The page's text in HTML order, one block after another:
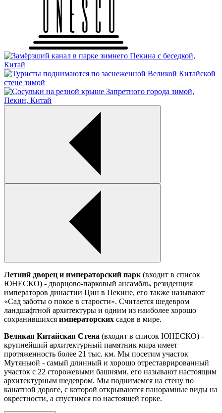
Летний дворец и императорский парк (входит в список
ЮНЕСКО) - дворцово-парковый ансамбль, резиденция
императоров династии Цин в Пекине, его также называют
«Сад заботы о покое в старости». Считается шедевром
ландшафтной архитектуры и одним из наиболее хорошо
сохранившихся императорских садов в мире.
Великая Китайская Стена (входит в список ЮНЕСКО) -
крупнейший архитектурный памятник мира имеет
протяженность более 21 тыс. км. Мы посетим участок
Мутяньюй - самый длинный и хорошо отреставрированный
участок с 22 сторожевыми башнями, его называют настоящим
архитектурным шедевром. Мы поднимемся на стену по
канатной дороге, с которой открываются панорамные виды на
окрестности, а спустимся по настоящей горке.